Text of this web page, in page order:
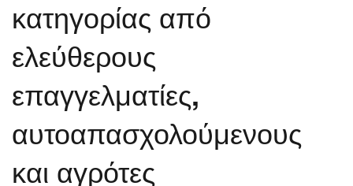
κατηγορίας από
ελεύθερους
επαγγελματίες,
αυτοαπασχολούμενους
και αγρότες